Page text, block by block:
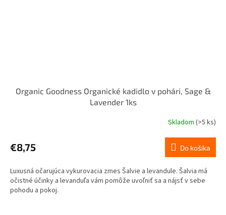
Organic Goodness Organické kadidlo v pohári, Sage &
Lavender 1ks
Skladom (>5 ks)
€8,75 Do košíka
Luxusná očarujúca vykurovacia zmes Šalvie a levandule. Šalvia má
očistné účinky a levanduľa vám pomôže uvoľniť sa a nájsť v sebe
pohodu a pokoj.